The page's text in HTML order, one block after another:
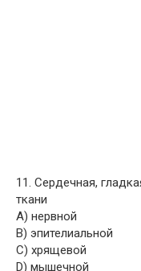
11. Сердечная,
ткани
A) нервной
B) эпителиальной
C) хрящевой
D) мышечной